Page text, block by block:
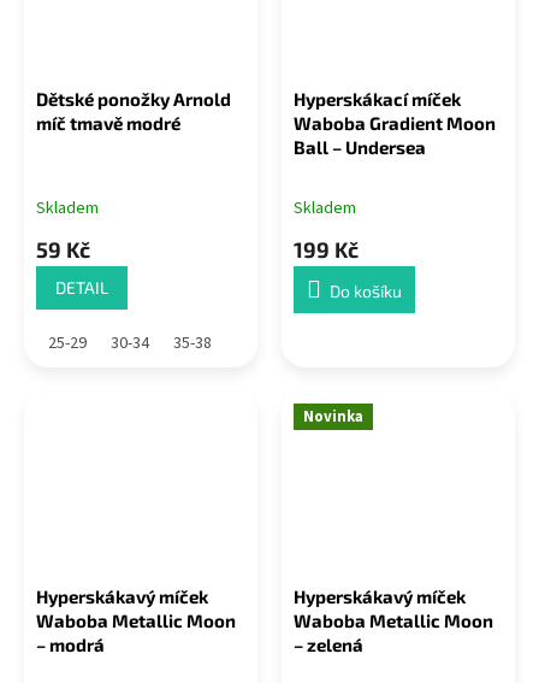
Dětské ponožky Arnold
míč tmavě modré
Skladem
59 Kč
DETAIL
25-29 30-34 35-38
Hyperskákací míček
Waboba Gradient Moon
Ball – Undersea
Skladem
199 Kč
Do košíku
Hyperskákavý míček
Waboba Metallic Moon
– modrá
Novinka
Hyperskákavý míček
Waboba Metallic Moon
– zelená